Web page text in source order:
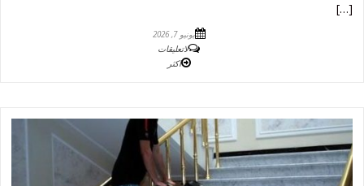
[…]
يونيو 7, 2026
لاتعليقات
اكثر